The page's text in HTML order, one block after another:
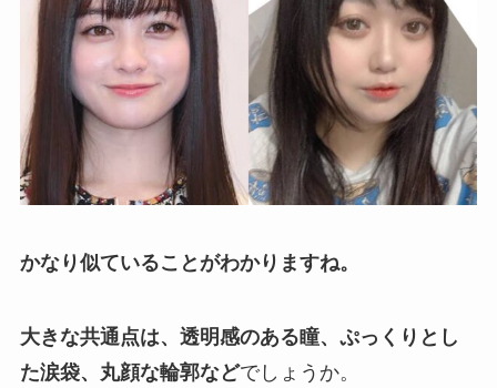
かなり似ていることがわかりますね。
大きな共通点は、透明感のある瞳、ぷっくりとし
た涙袋、丸顔な輪郭などでしょうか。